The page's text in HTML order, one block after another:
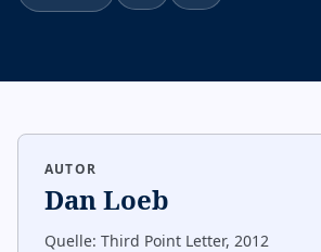
AUTOR
Dan Loeb
Quelle: Third Point Letter, 2012